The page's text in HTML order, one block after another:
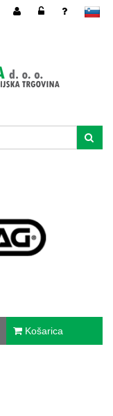
slovensko
Košarica